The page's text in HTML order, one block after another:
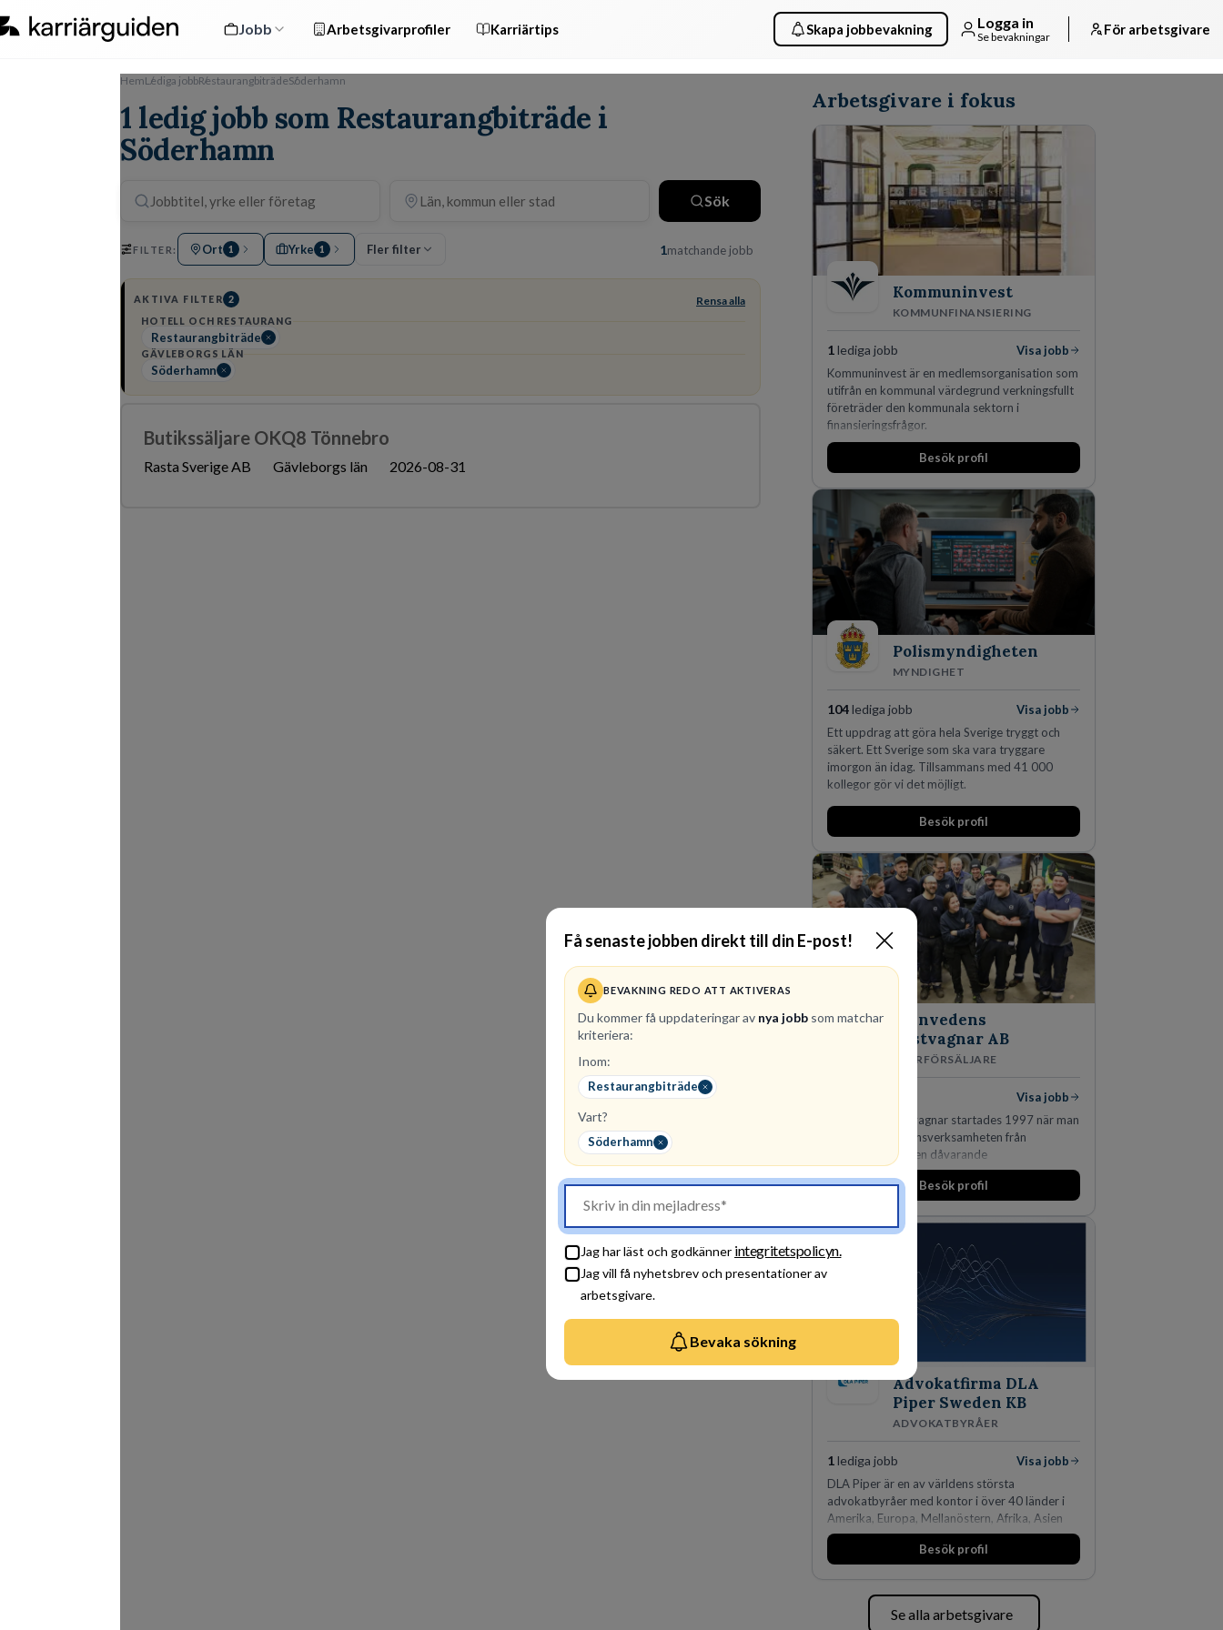
Jobb Arbetsgivarprofiler Karriärtips Skapa jobbevakning Logga in
Se bevakningar För arbetsgivare
Få senaste jobben direkt till din E-post!
BEVAKNING REDO ATT AKTIVERAS
Du kommer få uppdateringar av nya jobb som matchar
kriteriera:
Inom:
Restaurangbiträde
Vart?
Söderhamn
Jag har läst och godkänner integritetspolicyn.
Jag vill få nyhetsbrev och presentationer av
arbetsgivare.
Bevaka sökning
HemLediga jobbRestaurangbiträdeSöderhamn
1 ledig jobb som Restaurangbiträde i
Söderhamn
Sök
FILTER: Ort 1 Yrke 1 Fler filter 1matchande jobb
AKTIVA FILTER 2 Rensa alla
HOTELL OCH RESTAURANG
Restaurangbiträde
GÄVLEBORGS LÄN
Söderhamn
Butikssäljare OKQ8 Tönnebro
Rasta Sverige AB Gävleborgs län 2026-08-31
Arbetsgivare i fokus
Kommuninvest
KOMMUNFINANSIERING
1lediga jobb
Visa jobb
Kommuninvest är en medlemsorganisation som
utifrån en kommunal värdegrund verkningsfullt
företräder den kommunala sektorn i
finansieringsfrågor.
Besök profil
Polismyndigheten
MYNDIGHET
104lediga jobb
Visa jobb
Ett uppdrag att göra hela Sverige tryggt och
säkert. Ett Sverige som ska vara tryggare
imorgon än idag. Tillsammans med 41 000
kollegor gör vi det möjligt.
Besök profil
Finnvedens
Lastvagnar AB
ÅTERFÖRSÄLJARE
Visa jobb
Finnvedens Lastvagnar startades 1997 när man
särskilde lastvagnsverksamheten från
personbilar på den dåvarande
huvudanläggningen i Värnamo. Sedan dess har
man expanderat kraftigt genom ett antal
den största privata återförsäljaren av Volvo
Lastvagnar och finns representerade på 20
orter i södra Sverige.
Besök profil
Advokatfirma DLA
Piper Sweden KB
ADVOKATBYRÅER
1lediga jobb
Visa jobb
DLA Piper är en av världens största
advokatbyråer med kontor i över 40 länder i
Amerika, Europa, Mellanöstern, Afrika, Asien
och Oceanien. Vi är specialister inom
affärsjuridikens alla områden och vi har några
Köpenhamn, Århus, Oslo och Helsingfors kan vi
på DLA Piper erbjuda våra klienter en unik,
Besök profil
Se alla arbetsgivare